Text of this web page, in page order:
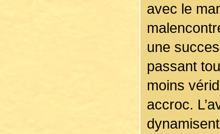
avec le
une
passant
moins
accroc.